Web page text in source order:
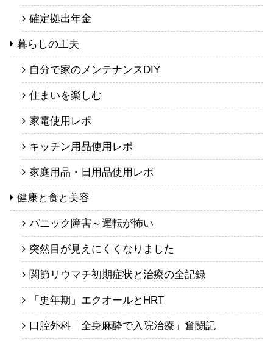
確定拠出年金
暮らしの工夫
自分で家のメンテナンスDIY
住まいを楽しむ
家電使用レポ
キッチン用品使用レポ
家庭用品・日用品使用レポ
健康と食と美容
パニック障害～運転が怖い
突然目が見えにくくなりました
関節リウマチ初期症状と治療の全記録
「更年期」エクオールとHRT
口腔外科「全身麻酔で入院治療」奮闘記